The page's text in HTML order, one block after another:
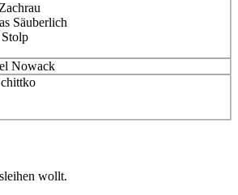
Säuberlich
Nowack
wollt.